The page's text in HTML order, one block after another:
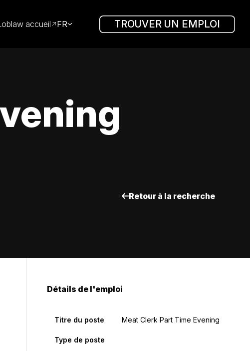
accueil FR TROUVER UN EMPLOI
Retour à la recherche
Détails de l'emploi
Titre du poste Meat Clerk Part Time Evening
Type de poste